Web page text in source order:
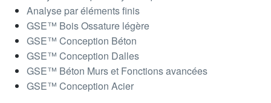
Analyse par éléments finis
GSE™ Bois Ossature légère
GSE™ Conception Béton
GSE™ Conception Dalles
GSE™ Béton Murs et Fonctions avancées
GSE™ Conception Acier